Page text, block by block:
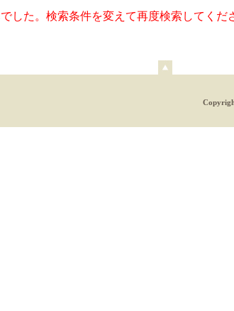
した。検索条件を変えて再度検索してくだ
ペ
へ